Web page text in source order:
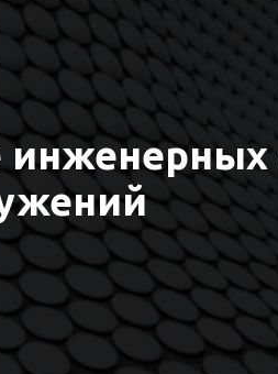
инженерных